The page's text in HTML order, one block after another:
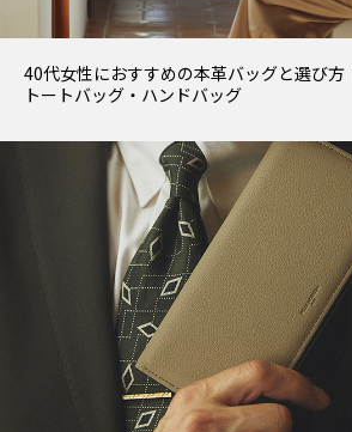
40代女性におすすめの本革バッグと選び方
トートバッグ・ハンドバッグ